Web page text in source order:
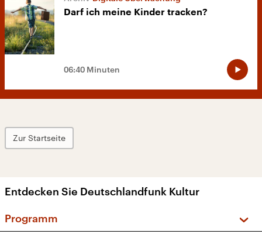
Darf ich meine Kinder tracken?
06:40 Minuten
Zur Startseite
Entdecken Sie Deutschlandfunk Kultur
Programm